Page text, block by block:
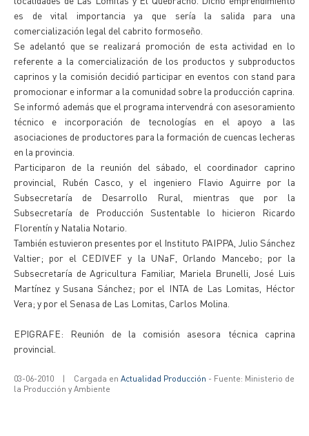
es de vital importancia ya que sería la salida para una
comercialización legal del cabrito formoseño.
Se adelantó que se realizará promoción de esta actividad en lo
referente a la comercialización de los productos y subproductos
caprinos y la comisión decidió participar en eventos con stand para
promocionar e informar a la comunidad sobre la producción caprina.
Se informó además que el programa intervendrá con asesoramiento
técnico e incorporación de tecnologías en el apoyo a las
asociaciones de productores para la formación de cuencas lecheras
en la provincia.
Participaron de la reunión del sábado, el coordinador caprino
provincial, Rubén Casco, y el ingeniero Flavio Aguirre por la
Subsecretaría de Desarrollo Rural, mientras que por la
Subsecretaría de Producción Sustentable lo hicieron Ricardo
Florentín y Natalia Notario.
También estuvieron presentes por el Instituto PAIPPA, Julio Sánchez
Valtier; por el CEDIVEF y la UNaF, Orlando Mancebo; por la
Subsecretaría de Agricultura Familiar, Mariela Brunelli, José Luis
Martínez y Susana Sánchez; por el INTA de Las Lomitas, Héctor
Vera; y por el Senasa de Las Lomitas, Carlos Molina.
EPIGRAFE: Reunión de la comisión asesora técnica caprina
provincial.
03-06-2010 | Cargada en Actualidad Producción - Fuente: Ministerio de
la Producción y Ambiente